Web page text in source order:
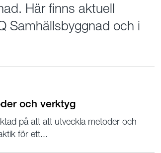
Här finns aktuell
Samhällsbyggnad och i
och verktyg
på att att utveckla metoder och
för ett...